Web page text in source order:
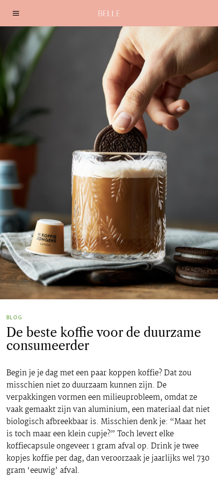
BLOG
De beste koffie voor de duurzame
consumeerder
Begin je je dag met een paar koppen koffie? Dat zou
misschien niet zo duurzaam kunnen zijn. De
verpakkingen vormen een milieuprobleem, omdat ze
vaak gemaakt zijn van aluminium, een materiaal dat niet
biologisch afbreekbaar is. Misschien denk je: “Maar het
is toch maar een klein cupje?” Toch levert elke
koffiecapsule ongeveer 1 gram afval op. Drink je twee
kopjes koffie per dag, dan veroorzaak je jaarlijks wel 730
gram ‘eeuwig’ afval.